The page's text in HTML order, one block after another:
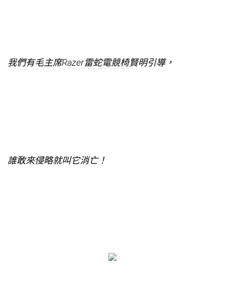
我們有毛主席Razer雷蛇電競椅賢明引導，
誰敢來侵略就叫它消亡！